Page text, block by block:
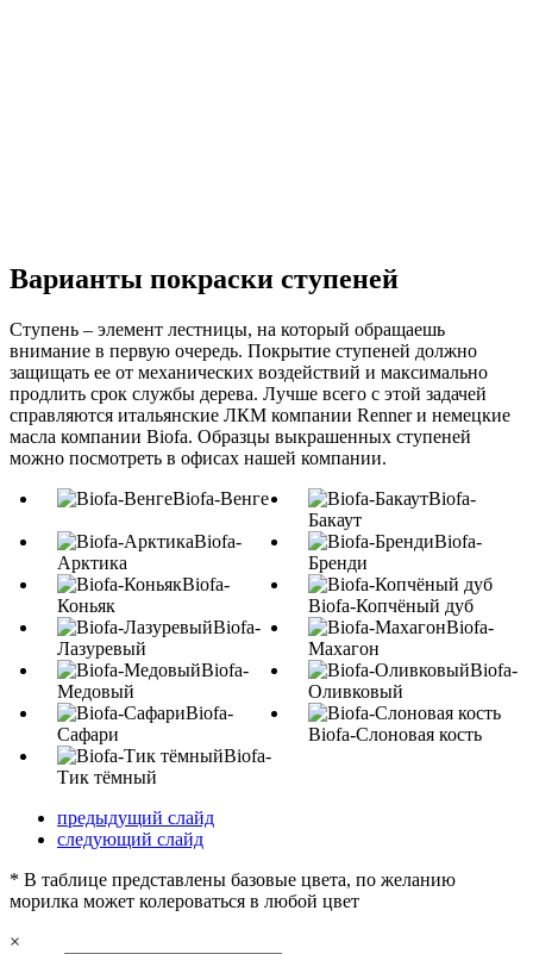
Варианты покраски ступеней
Ступень – элемент лестницы, на который обращаешь
внимание в первую очередь. Покрытие ступеней должно
защищать ее от механических воздействий и максимально
продлить срок службы дерева. Лучше всего с этой задачей
справляются итальянские ЛКМ компании Renner и немецкие
масла компании Biofa. Образцы выкрашенных ступеней
можно посмотреть в офисах нашей компании.
Biofa-Венге
Biofa-
Бакаут
Biofa-
Арктика
Biofa-
Бренди
Biofa-
Коньяк
Biofa-Копчёный дуб
Biofa-
Лазуревый
Biofa-
Махагон
Biofa-
Медовый
Biofa-
Оливковый
Biofa-
Сафари
Biofa-Слоновая кость
Biofa-
Тик тёмный
предыдущий слайд
следующий слайд
* В таблице представлены базовые цвета, по желанию
морилка может колероваться в любой цвет
×